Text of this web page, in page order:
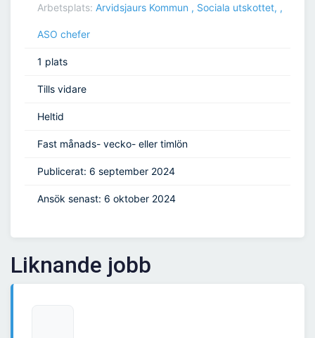
Arbetsplats: Arvidsjaurs Kommun , Sociala utskottet, ,
ASO chefer
1 plats
Tills vidare
Heltid
Fast månads- vecko- eller timlön
Publicerat: 6 september 2024
Ansök senast: 6 oktober 2024
Liknande jobb